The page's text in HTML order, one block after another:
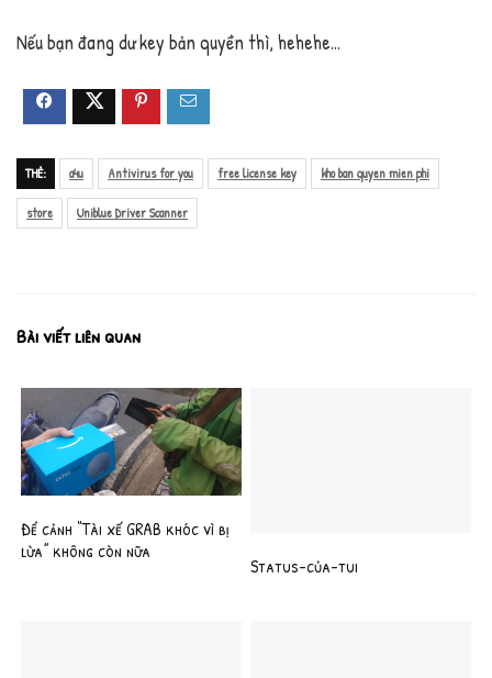
Nếu bạn đang dư key bản quyền thì, hehehe…
THẺ: a4u Antivirus for you free license key kho ban quyen mien phi
store Uniblue Driver Scanner
Bài viết liên quan
Để cảnh “Tài xế GRAB khóc vì bị
lừa” không còn nữa
Status-của-tui